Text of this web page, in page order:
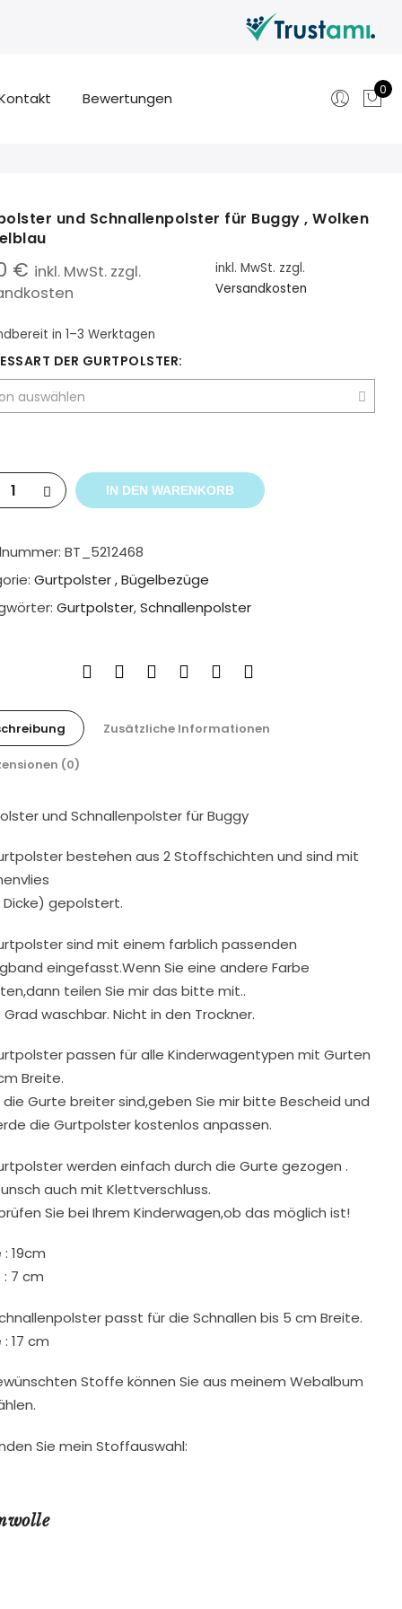
Bewertungen 0
und Schnallenpolster für Buggy , Wolken
€ inkl. MwSt. zzgl.
inkl. MwSt. zzgl.
Versandkosten
in 1–3 Werktagen
DE​R​ GURTPOLSTER:
IN DEN WARENKORB
BT_5212468
Gurtpolster , Bügelbezüge
Gurtpolster,Schnallenpolster
Zusätzliche Informationen
(0)
und Schnallenpolster für Buggy
bestehen aus 2 Stoffschichten und sind mit
Dicke) gepolstert.
sind mit einem farblich passenden
eingefasst.Wenn Sie eine andere Farbe
teilen Sie mir das bitte mit..
Grad waschbar. Nicht in den Trockner.
passen für alle Kinderwagentypen mit Gurten
Breite.
die Gurte breiter sind,geben Sie mir bitte Bescheid und
die Gurtpolster kostenlos anpassen.
werden einfach durch die Gurte gezogen .
auch mit Klettverschluss.
Sie bei Ihrem Kinderwagen,ob das möglich ist!
19cm
7 cm
passt für die Schnallen bis 5 cm Breite.
17 cm
Stoffe können Sie aus meinem Webalbum
Sie mein Stoffauswahl: